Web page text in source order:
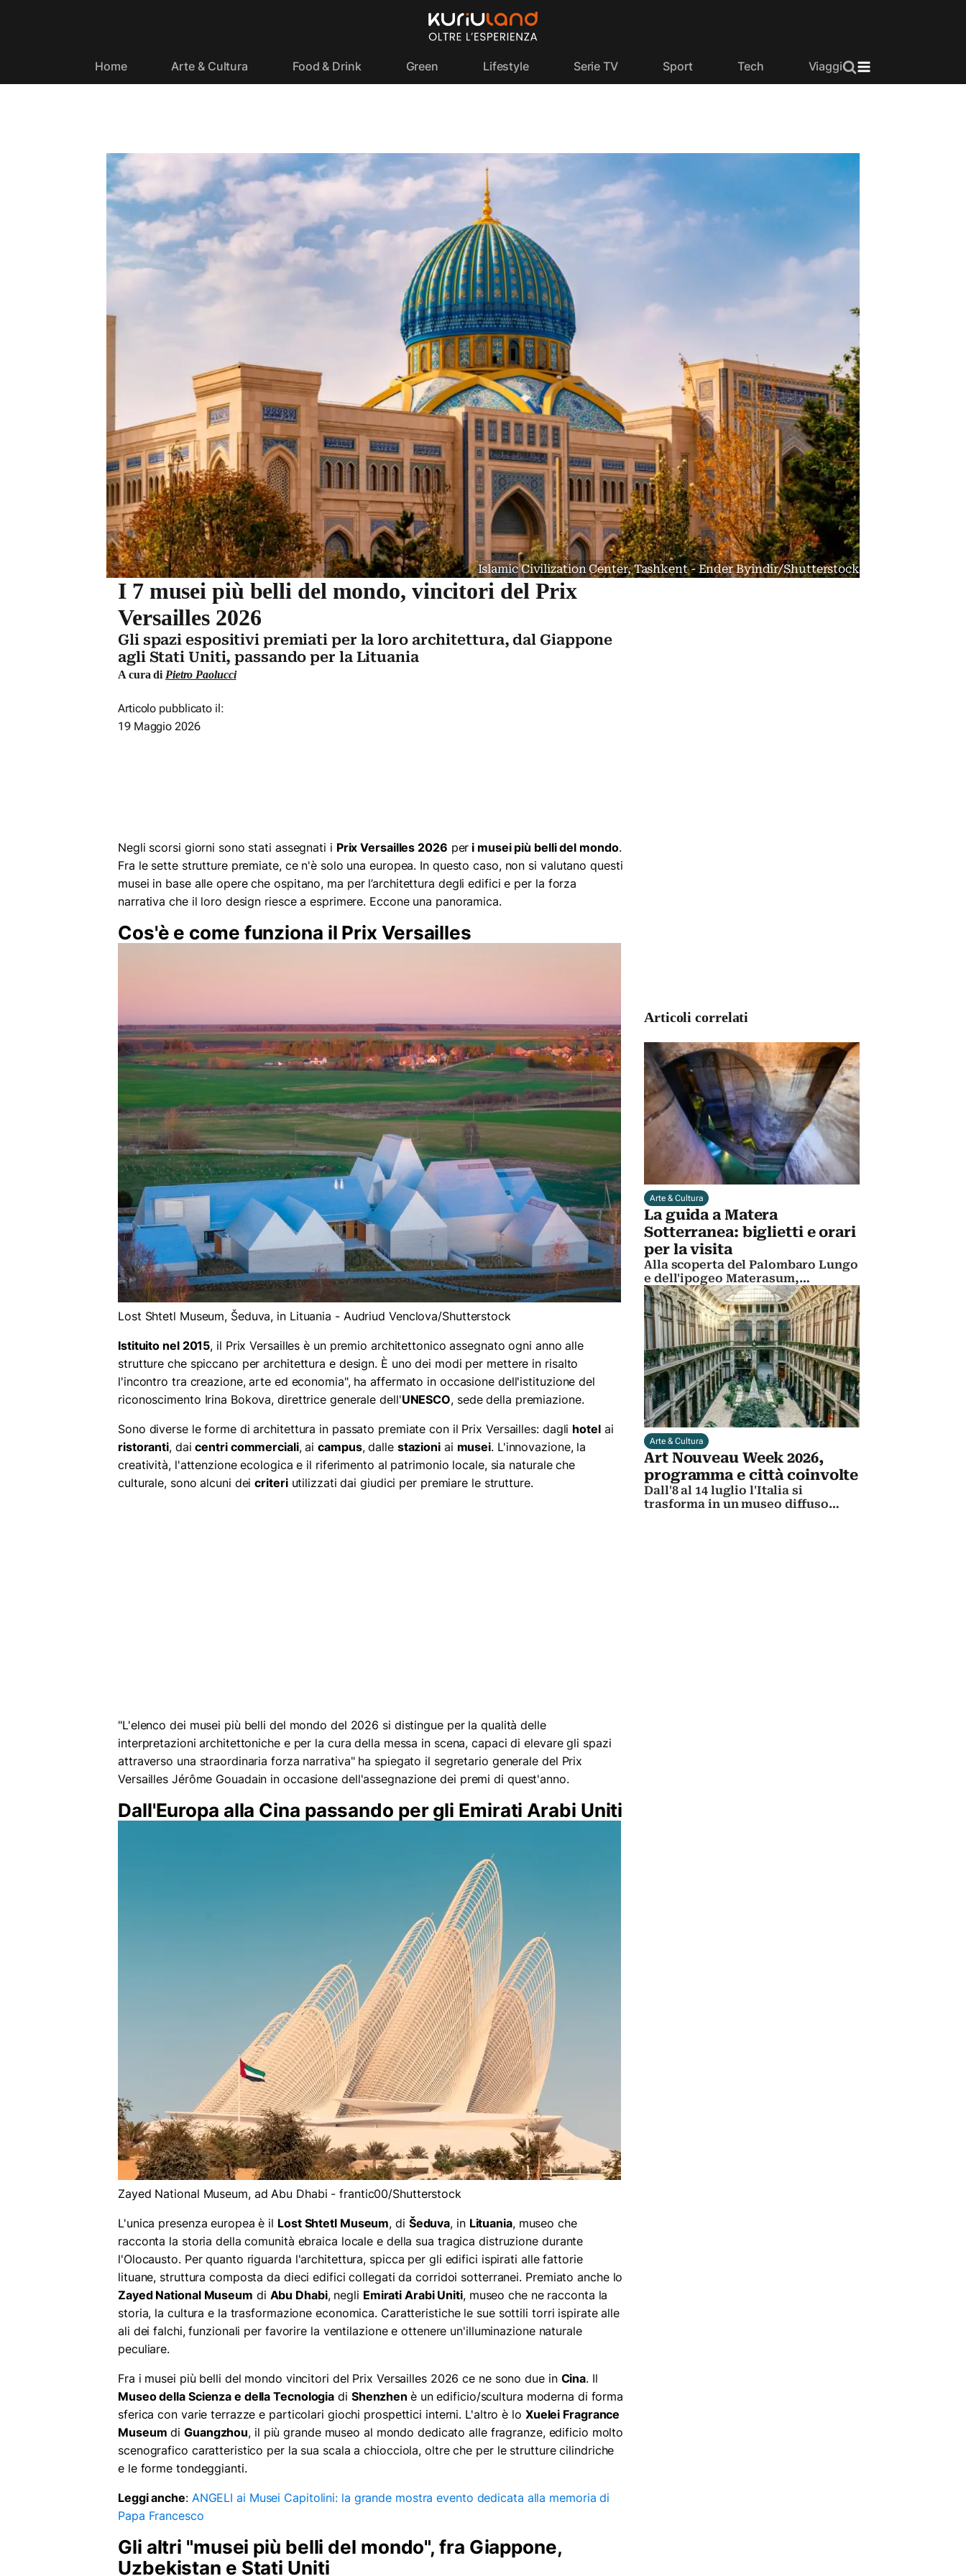
Home Arte & Cultura Food & Drink Green Lifestyle Serie TV Sport Tech Viaggi
Islamic Civilization Center, Tashkent - Ender Byindir/Shutterstock
I 7 musei più belli del mondo, vincitori del Prix
Versailles 2026
Gli spazi espositivi premiati per la loro architettura, dal Giappone
agli Stati Uniti, passando per la Lituania
A cura di Pietro Paolucci
Articolo pubblicato il:
19 Maggio 2026
Negli scorsi giorni sono stati assegnati i Prix Versailles 2026 per i musei più belli del mondo.
Fra le sette strutture premiate, ce n'è solo una europea. In questo caso, non si valutano questi
musei in base alle opere che ospitano, ma per l’architettura degli edifici e per la forza
narrativa che il loro design riesce a esprimere. Eccone una panoramica.
Cos'è e come funziona il Prix Versailles
Lost Shtetl Museum, Šeduva, in Lituania - Audriud Venclova/Shutterstock
Istituito nel 2015, il Prix Versailles è un premio architettonico assegnato ogni anno alle
strutture che spiccano per architettura e design. È uno dei modi per mettere in risalto
l'incontro tra creazione, arte ed economia", ha affermato in occasione dell'istituzione del
riconoscimento Irina Bokova, direttrice generale dell'UNESCO, sede della premiazione.
Sono diverse le forme di architettura in passato premiate con il Prix Versailles: dagli hotelai
ristoranti, daicentri commerciali, aicampus, dalle stazioniai musei. L'innovazione, la
creatività, l'attenzione ecologica e il riferimento al patrimonio locale, sia naturale che
culturale, sono alcuni deicriteriutilizzati dai giudici per premiare le strutture.
"L'elenco dei musei più belli del mondo del 2026 si distingue per la qualità delle
interpretazioni architettoniche e per la cura della messa in scena, capaci di elevare gli spazi
attraverso una straordinaria forza narrativa" ha spiegato il segretario generale del Prix
Versailles Jérôme Gouadain in occasione dell'assegnazione dei premi di quest'anno.
Dall'Europa alla Cina passando per gli Emirati Arabi Uniti
Zayed National Museum, ad Abu Dhabi - frantic00/Shutterstock
L'unica presenza europea è il Lost Shtetl Museum, di Šeduva, in Lituania, museo che
racconta la storia della comunità ebraica locale e della sua tragica distruzione durante
l'Olocausto. Per quanto riguarda l'architettura, spicca per gli edifici ispirati alle fattorie
lituane, struttura composta da dieci edifici collegati da corridoi sotterranei. Premiato anche lo
Zayed National Museum di Abu Dhabi, negli Emirati Arabi Uniti, museo che ne racconta la
storia, la cultura e la trasformazione economica. Caratteristiche le sue sottili torri ispirate alle
ali dei falchi, funzionali per favorire la ventilazione e ottenere un'illuminazione naturale
peculiare.
Fra i musei più belli del mondo vincitori del Prix Versailles 2026 ce ne sono due in Cina. Il
Museo della Scienza e della Tecnologia di Shenzhen è un edificio/scultura moderna di forma
sferica con varie terrazze e particolari giochi prospettici interni. L'altro è lo Xuelei Fragrance
Museum diGuangzhou, il più grande museo al mondo dedicato alle fragranze, edificio molto
scenografico caratteristico per la sua scala a chiocciola, oltre che per le strutture cilindriche
e le forme tondeggianti.
Leggi anche: ANGELI ai Musei Capitolini: la grande mostra evento dedicata alla memoria di
Papa Francesco
Gli altri "musei più belli del mondo", fra Giappone,
Uzbekistan e Stati Uniti
Articoli correlati
Arte & Cultura
La guida a Matera
Sotterranea: biglietti e orari
per la visita
Alla scoperta del Palombaro Lungo
e dell'ipogeo Materasum,
l'incredibile quartiere sotterraneo
della città
Arte & Cultura
Art Nouveau Week 2026,
programma e città coinvolte
Dall'8 al 14 luglio l'Italia si
trasforma in un museo diffuso